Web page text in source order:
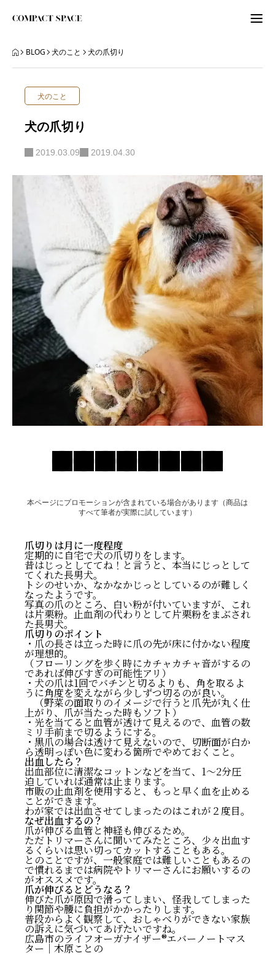
わたしのこと
BLOG
BLOG ABOUT LETTER
ニュースレター
お問い合わせ
BLOG 犬のこと 犬の爪切り
犬のこと
犬の爪切り
2019.03.09 2019.04.30
本ページにプロモーションが含まれている場合があります（商品は
すべて筆者が実際に試しています）
爪切りは月に一度程度
定期的に自宅で犬の爪切りをします。
昔はじっとしててね！と言うと、本当にじっとして
てくれた長男犬。
トシのせいか、なかなかじっとしているのが難しく
なったようです。
写真の爪のところ、白い粉が付いていますが、これ
は片栗粉。止血剤の代わりとして片栗粉をまぶされ
た長男犬。
爪切りのポイント
・爪の長さは立った時に爪の先が床に付かない程度
が理想的。
（フローリングを歩く時にカチャカチャ音がするの
であれば伸びすぎの可能性アリ）
・犬の爪は1回でバチンと切るよりも、角を取るよ
うに角度を変えながら少しずつ切るのが良い。
（野菜の面取りのイメージで行うと爪先が丸く仕
上がり、爪が当たった時もソフト）
・光を当てると血管が透けて見えるので、血管の数
ミリ手前まで切るようにする。
・黒爪の場合は透けて見えないので、切断面が白か
ら透明っぽい色に変わる箇所でやめておくこと。
出血したら？
出血部位に清潔なコットンなどを当て、1～2分圧
迫していれば通常は止まります。
市販の止血剤を使用すると、もっと早く血を止める
ことができます。
わが家では出血させてしまったのはこれが２度目。
なぜ出血するの？
爪が伸びる血管と神経も伸びるため。
ただトリマーさんに聞いてみたところ、少々出血す
るくらいは思い切ってカットすることもある。
とのことですが、一般家庭では難しいこともあるの
で慣れるまでは病院やトリマーさんにお願いするの
がオススメです。
爪が伸びるとどうなる？
伸びた爪が原因で滑ってしまい、怪我してしまった
り関節や腰に負担がかかったりします。
普段からよく観察して、おしゃべりができない家族
の訴えに気づいてあげたいですね。
広島市のライフオーガナイザー®️エバーノートマス
ター｜木原ことの